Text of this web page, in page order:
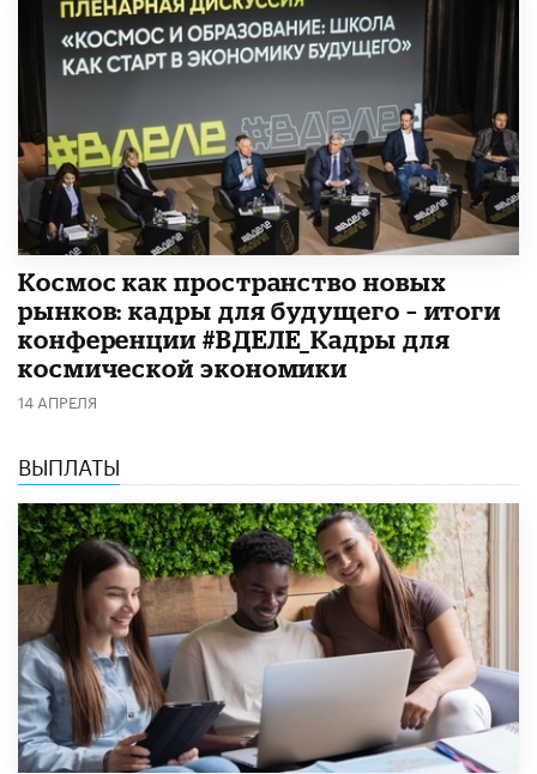
Космос как пространство новых
рынков: кадры для будущего – итоги
конференции #ВДЕЛЕ_Кадры для
космической экономики
14 АПРЕЛЯ
ВЫПЛАТЫ